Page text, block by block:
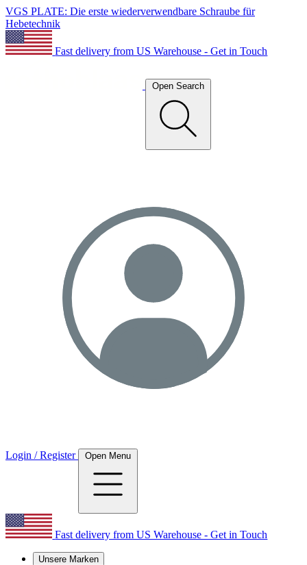
VGS PLATE: Die erste wiederverwendbare Schraube für
Hebetechnik
Fast delivery from US Warehouse - Get in Touch
Open Search
Login / Register Open Menu
Fast delivery from US Warehouse - Get in Touch
Unsere Marken